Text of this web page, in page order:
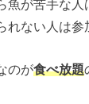
魚が苦手な
れない人は参
のが食べ放題